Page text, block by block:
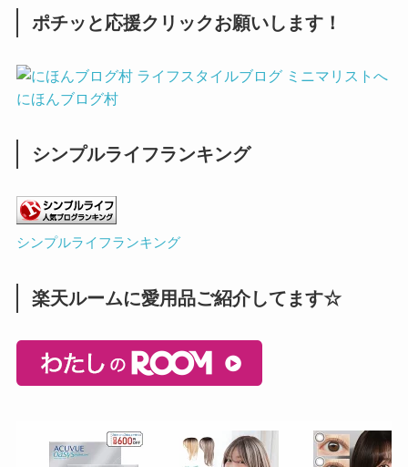
ポチッと応援クリックお願いします！
にほんブログ村
シンプルライフランキング
シンプルライフランキング
楽天ルームに愛用品ご紹介してます☆